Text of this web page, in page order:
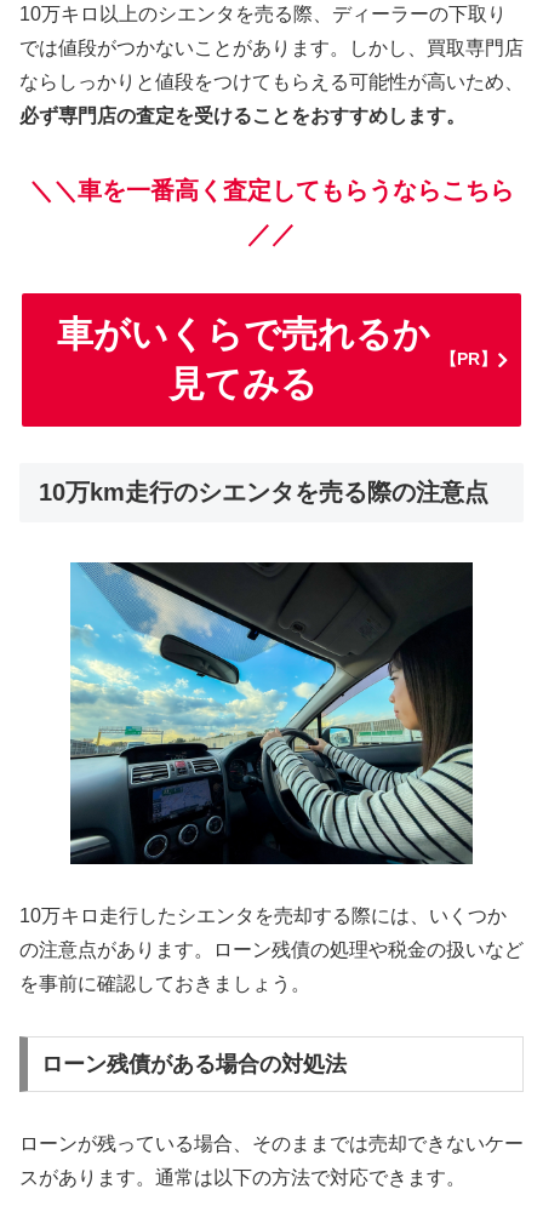
10万キロ以上のシエンタを売る際、ディーラーの下取り
では値段がつかないことがあります。しかし、買取専門店
ならしっかりと値段をつけてもらえる可能性が高いため、
必ず専門店の査定を受けることをおすすめします。
＼＼車を一番高く査定してもらうならこちら
／／
車がいくらで売れるか
見てみる
【PR】
10万km走行のシエンタを売る際の注意点
10万キロ走行したシエンタを売却する際には、いくつか
の注意点があります。ローン残債の処理や税金の扱いなど
を事前に確認しておきましょう。
ローン残債がある場合の対処法
ローンが残っている場合、そのままでは売却できないケー
スがあります。通常は以下の方法で対応できます。